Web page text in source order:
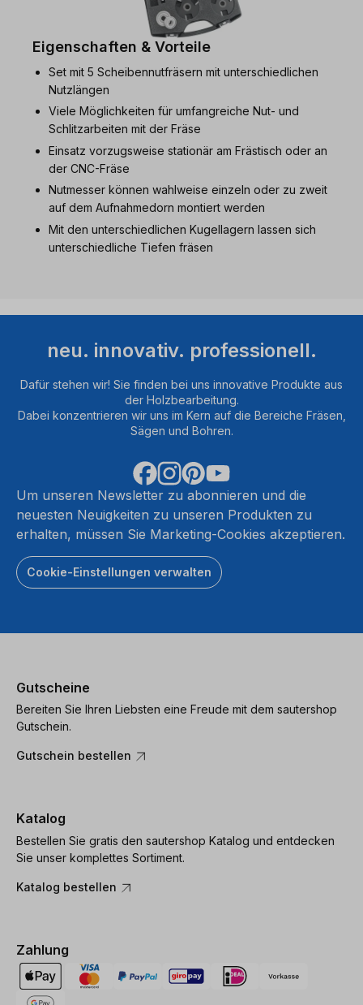
Eigenschaften & Vorteile
Set mit 5 Scheibennutfräsern mit unterschiedlichen
Nutzlängen
Viele Möglichkeiten für umfangreiche Nut- und
Schlitzarbeiten mit der Fräse
Einsatz vorzugsweise stationär am Frästisch oder an
der CNC-Fräse
Nutmesser können wahlweise einzeln oder zu zweit
auf dem Aufnahmedorn montiert werden
Mit den unterschiedlichen Kugellagern lassen sich
unterschiedliche Tiefen fräsen
neu. innovativ. professionell.
Dafür stehen wir! Sie finden bei uns innovative Produkte aus
der Holzbearbeitung.
Dabei konzentrieren wir uns im Kern auf die Bereiche Fräsen,
Sägen und Bohren.
Um unseren Newsletter zu abonnieren und die
neuesten Neuigkeiten zu unseren Produkten zu
erhalten, müssen Sie Marketing-Cookies akzeptieren.
Cookie-Einstellungen verwalten
Gutscheine
Bereiten Sie Ihren Liebsten eine Freude mit dem sautershop
Gutschein.
Gutschein bestellen
Katalog
Bestellen Sie gratis den sautershop Katalog und entdecken
Sie unser komplettes Sortiment.
Katalog bestellen
Zahlung